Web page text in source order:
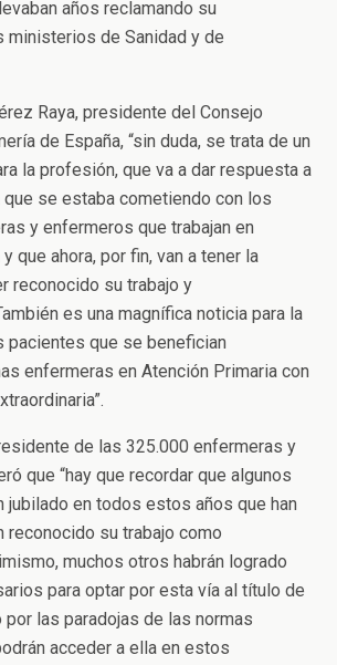
años reclamando su
ministerios de Sanidad y de
Raya, presidente del Consejo
de España, “sin duda, se trata de un
la profesión, que va a dar respuesta a
que se estaba cometiendo con los
y enfermeros que trabajan en
que ahora, por fin, van a tener la
reconocido su trabajo y
es una magnífica noticia para la
pacientes que se benefician
enfermeras en Atención Primaria con
de las 325.000 enfermeras y
que “hay que recordar que algunos
jubilado en todos estos años que han
reconocido su trabajo como
muchos otros habrán logrado
para optar por esta vía al título de
las paradojas de las normas
acceder a ella en estos